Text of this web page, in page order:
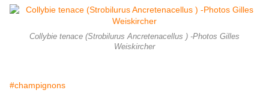
Collybie tenace (Strobilurus Ancretenacellus ) -Photos Gilles
Weiskircher
#champignons